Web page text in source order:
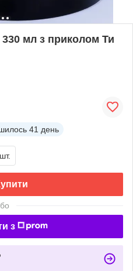
мл з приколом Ти
41 день
з